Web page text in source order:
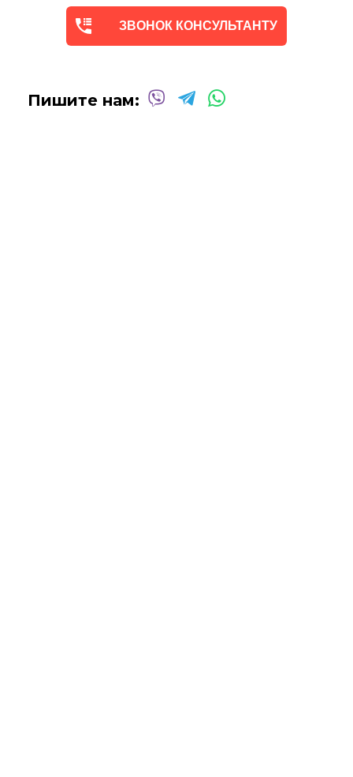
Квалифицированные и опытные художники используют
только профессиональные масляные и акриловые
для создания потрясающих произведений,
Сотрудничаем со многими дизайнерами интерьеров
офисных помещений, ресторанов,
ЗВОНОК КОНСУЛЬТАНТУ
Пишите нам: